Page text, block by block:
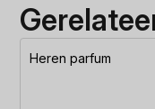
Heren parfum